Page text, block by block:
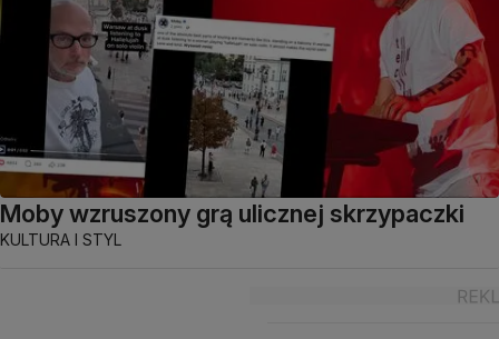
Moby wzruszony grą ulicznej skrzypaczki
KULTURA I STYL